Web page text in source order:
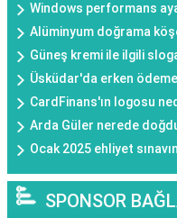
Windows performans
Alüminyum doğrama
Güneş kremi ile ilgili
Üsküdar'da erken
CardFinans'ın logosu
Arda Güler nerede
Ocak 2025 ehliyet
SPONSOR